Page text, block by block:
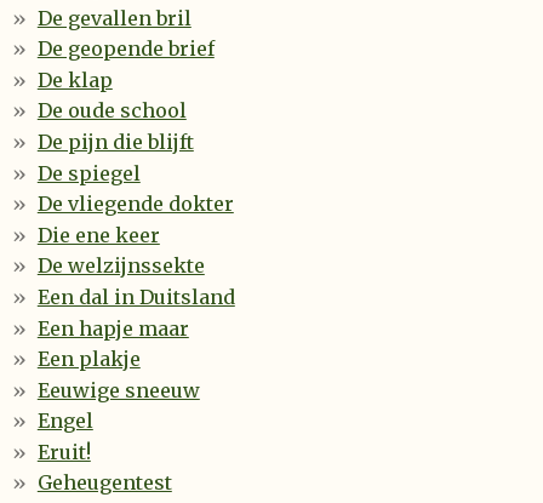
De gevallen bril
De geopende brief
De klap
De oude school
De pijn die blijft
De spiegel
De vliegende dokter
Die ene keer
De welzijnssekte
Een dal in Duitsland
Een hapje maar
Een plakje
Eeuwige sneeuw
Engel
Eruit!
Geheugentest